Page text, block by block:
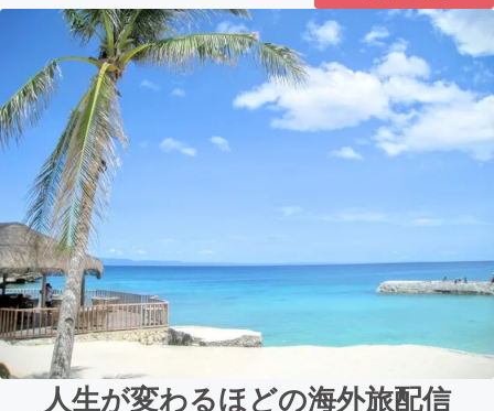
人生が変わるほどの海外旅配信